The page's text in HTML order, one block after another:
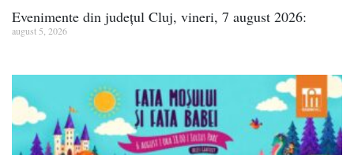
Evenimente din județul Cluj, vineri, 7 august 2026:
august 5, 2026